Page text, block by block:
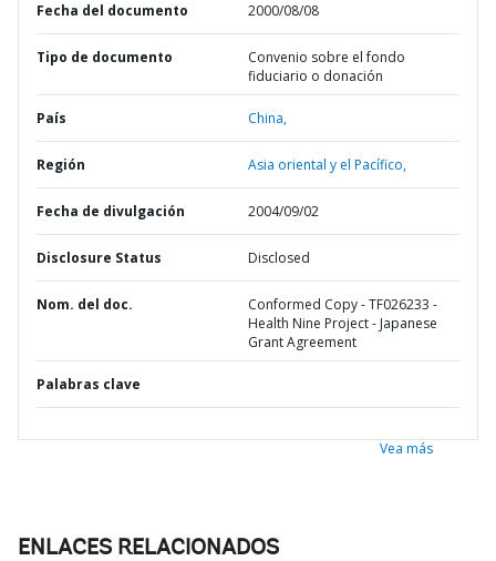
Fecha del documento 2000/08/08
Tipo de documento
Convenio sobre el fondo
fiduciario o donación
País China,
Región Asia oriental y el Pacífico,
Fecha de divulgación 2004/09/02
Disclosure Status Disclosed
Nom. del doc.
Conformed Copy - TF026233 -
Health Nine Project - Japanese
Grant Agreement
Palabras clave
Vea más
ENLACES RELACIONADOS